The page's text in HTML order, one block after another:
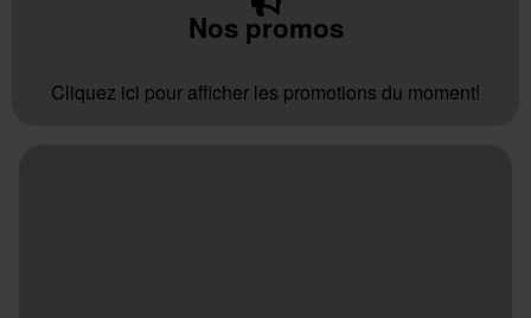
Nos promos
Cliquez ici pour afficher les promotions du moment!